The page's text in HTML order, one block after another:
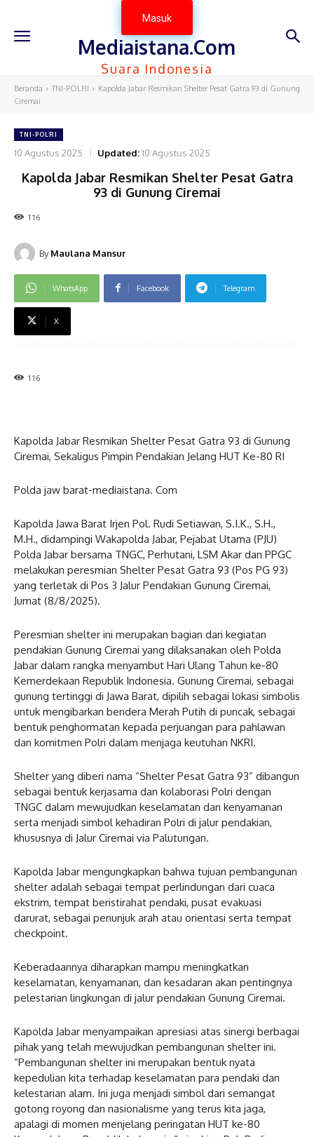
Masuk
Mediaistana.Com
Suara Indonesia
Beranda TNI-POLRI
Kapolda Jabar Resmikan Shelter Pesat Gatra 93 di Gunung
Ciremai
TNI-POLRI
10 Agustus 2025 Updated:10 Agustus 2025
Kapolda Jabar Resmikan Shelter Pesat Gatra
93 di Gunung Ciremai
116
By Maulana Mansur
WhatsApp Facebook Telegram
X
116
Kapolda Jabar Resmikan Shelter Pesat Gatra 93 di Gunung
Ciremai, Sekaligus Pimpin Pendakian Jelang HUT Ke-80 RI
Polda jaw barat-mediaistana. Com
Kapolda Jawa Barat Irjen Pol. Rudi Setiawan, S.I.K., S.H.,
M.H., didampingi Wakapolda Jabar, Pejabat Utama (PJU)
Polda Jabar bersama TNGC, Perhutani, LSM Akar dan PPGC
melakukan peresmian Shelter Pesat Gatra 93 (Pos PG 93)
yang terletak di Pos 3 Jalur Pendakian Gunung Ciremai,
Jumat (8/8/2025).
Peresmian shelter ini merupakan bagian dari kegiatan
pendakian Gunung Ciremai yang dilaksanakan oleh Polda
Jabar dalam rangka menyambut Hari Ulang Tahun ke-80
Kemerdekaan Republik Indonesia. Gunung Ciremai, sebagai
gunung tertinggi di Jawa Barat, dipilih sebagai lokasi simbolis
untuk mengibarkan bendera Merah Putih di puncak, sebagai
bentuk penghormatan kepada perjuangan para pahlawan
dan komitmen Polri dalam menjaga keutuhan NKRI.
Shelter yang diberi nama “Shelter Pesat Gatra 93” dibangun
sebagai bentuk kerjasama dan kolaborasi Polri dengan
TNGC dalam mewujudkan keselamatan dan kenyamanan
serta menjadi simbol kehadiran Polri di jalur pendakian,
khususnya di Jalur Ciremai via Palutungan.
Kapolda Jabar mengungkapkan bahwa tujuan pembangunan
shelter adalah sebagai tempat perlindungan dari cuaca
ekstrim, tempat beristirahat pendaki, pusat evakuasi
darurat, sebagai penunjuk arah atau orientasi serta tempat
checkpoint.
Keberadaannya diharapkan mampu meningkatkan
keselamatan, kenyamanan, dan kesadaran akan pentingnya
pelestarian lingkungan di jalur pendakian Gunung Ciremai.
Kapolda Jabar menyampaikan apresiasi atas sinergi berbagai
pihak yang telah mewujudkan pembangunan shelter ini.
“Pembangunan shelter ini merupakan bentuk nyata
kepedulian kita terhadap keselamatan para pendaki dan
kelestarian alam. Ini juga menjadi simbol dari semangat
gotong royong dan nasionalisme yang terus kita jaga,
apalagi di momen menjelang peringatan HUT ke-80